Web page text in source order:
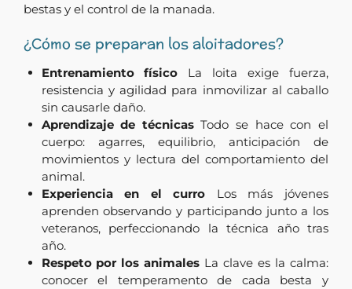
bestas y el control de la manada.
¿Cómo se preparan los aloitadores?
Entrenamiento físico La loita exige fuerza,
resistencia y agilidad para inmovilizar al caballo
sin causarle daño.
Aprendizaje de técnicasTodo se hace con el
cuerpo: agarres, equilibrio, anticipación de
movimientos y lectura del comportamiento del
animal.
Experiencia en el curro Los más jóvenes
aprenden observando y participando junto a los
veteranos, perfeccionando la técnica año tras
año.
Respeto por los animales La clave es la calma:
conocer el temperamento de cada besta y